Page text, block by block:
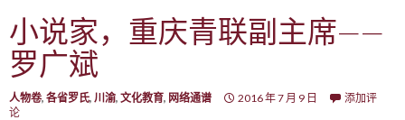
小说家，重庆青联副主席——
罗广斌
人物卷, 各省罗氏, 川渝, 文化教育, 网络通谱 2016 年 7 月 9 日
添加评
论